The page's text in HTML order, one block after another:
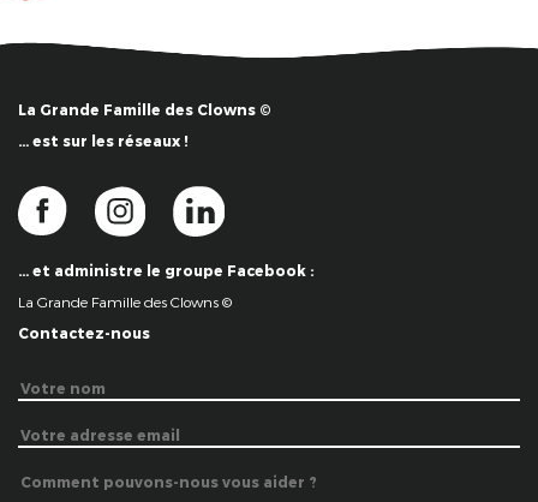
La Grande Famille des Clowns ©
… est sur les réseaux !
… et administre le groupe Facebook :
La Grande Famille des Clowns ©
Contactez-nous